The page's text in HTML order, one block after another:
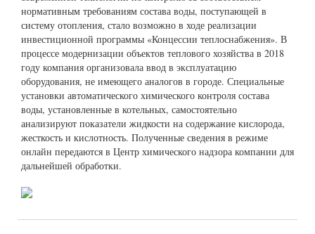
нормативным требованиям состава воды, поступающей в
систему отопления, стало возможно в ходе реализации
инвестиционной программы «Концессии теплоснабжения». В
процессе модернизации объектов теплового хозяйства в 2018
году компания организовала ввод в эксплуатацию
оборудования, не имеющего аналогов в городе. Специальные
установки автоматического химического контроля состава
воды, установленные в котельных, самостоятельно
анализируют показатели жидкости на содержание кислорода,
жесткость и кислотность. Полученные сведения в режиме
онлайн передаются в Центр химического надзора компании для
дальнейшей обработки.